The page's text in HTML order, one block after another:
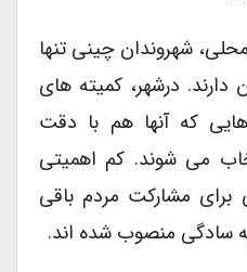
شهروندان چینی تنها
درشهر، کمیته های
که آنها هم با دقت
می شوند. کم اهمیتی
برای مشارکت مردم باقی
سادگی منصوب شده اند.